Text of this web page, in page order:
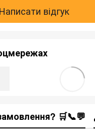
Написати відгук
🛒📞💬